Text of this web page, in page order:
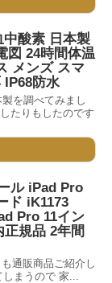
酸素 日本製
図 24時間体温
メンズ スマ
防水
を調べてみまし
たりもしたのです
ル iPad Pro
ド iK1173
Pro 11イン
規品 2年間
通販商品ご紹介し
しまうので 家...